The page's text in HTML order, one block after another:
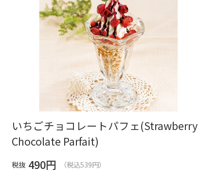
いちごチョコレートパフェ(Strawberry
Chocolate Parfait)
税抜 490円 （税込539円）